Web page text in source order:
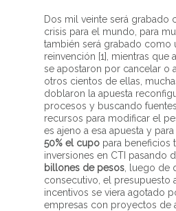
Dos mil veinte será grabado
crisis para el mundo, para
también será grabado como
reinvención [1], mientras que
se apostaron por cancelar o
otros cientos de ellas,
doblaron la apuesta
procesos y buscando
recursos para modificar el
es ajeno a esa apuesta y para
50% el cupo para beneficios
inversiones en CTI pasando
billones de pesos , luego de
consecutivo, el presupuesto
incentivos se viera agotado
empresas con proyectos de